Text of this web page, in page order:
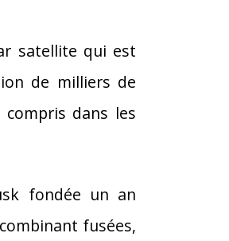
satellite qui est
de milliers de
dans les
fondée un an
fusées,